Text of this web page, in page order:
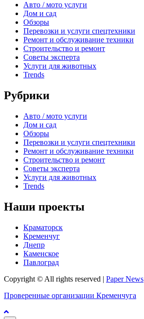
Авто / мото услуги
Дом и сад
Обзоры
Перевозки и услуги спецтехники
Ремонт и обслуживание техники
Строительство и ремонт
Советы эксперта
Услуги для животных
Trends
Рубрики
Авто / мото услуги
Дом и сад
Обзоры
Перевозки и услуги спецтехники
Ремонт и обслуживание техники
Строительство и ремонт
Советы эксперта
Услуги для животных
Trends
Наши проекты
Краматорск
Кременчуг
Днепр
Каменское
Павлоград
Copyright © All rights reserved | Paper News
Проверенные организации Кременчуга